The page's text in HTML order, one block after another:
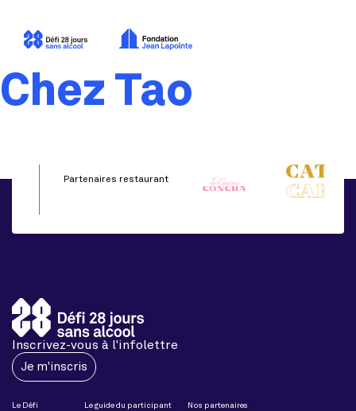
Chez Tao
Partenaires restaurant
Inscrivez-vous à l'infolettre
Je m'inscris
Le Défi Le guide du participant Nos partenaires